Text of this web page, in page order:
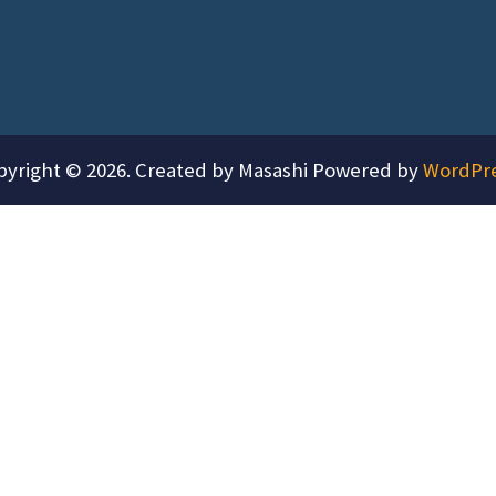
© 2026. Created by Masashi Powered by